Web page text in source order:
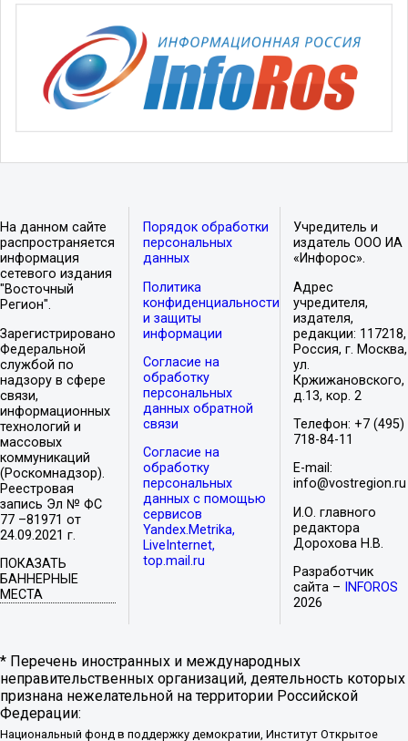
На данном сайте
распространяется
информация
сетевого издания
"Восточный
Регион".
Зарегистрировано
Федеральной
службой по
надзору в сфере
связи,
информационных
технологий и
массовых
коммуникаций
(Роскомнадзор).
Реестровая
запись Эл № ФС
77 –81971 от
24.09.2021 г.
ПОКАЗАТЬ
БАННЕРНЫЕ
МЕСТА
Порядок обработки
персональных
данных
Политика
конфиденциальности
и защиты
информации
Согласие на
обработку
персональных
данных обратной
связи
Согласие на
обработку
персональных
данных с помощью
сервисов
Yandex.Metrika,
LiveInternet,
top.mail.ru
Учредитель и
издатель ООО ИА
«Инфорос».
Адрес
учредителя,
издателя,
редакции: 117218,
Россия, г. Москва,
ул.
Кржижановского,
д.13, кор. 2
Телефон: +7 (495)
718-84-11
E-mail:
info@vostregion.ru
И.О. главного
редактора
Дорохова Н.В.
Разработчик
сайта –
INFOROS
2026
* Перечень иностранных и международных
неправительственных организаций, деятельность которых
признана нежелательной на территории Российской
Федерации:
Национальный фонд в поддержку демократии, Институт Открытое